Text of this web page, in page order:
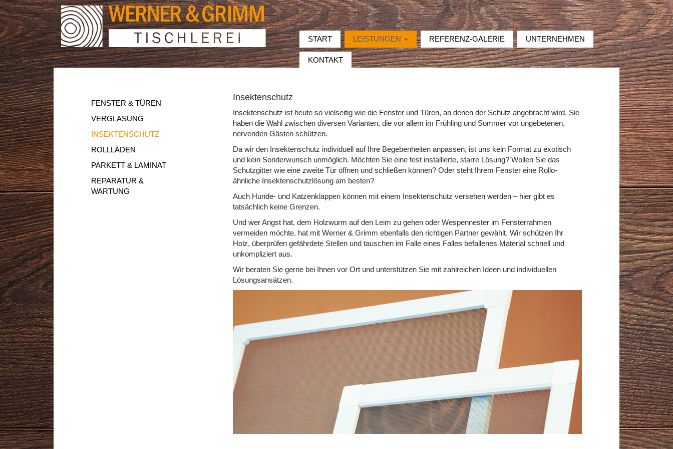
START LEISTUNGEN REFERENZ-GALERIE UNTERNEHMEN
KONTAKT
FENSTER & TÜREN
VERGLASUNG
INSEKTENSCHUTZ
ROLLLÄDEN
PARKETT & LAMINAT
REPARATUR &
WARTUNG
Insektenschutz
Insektenschutz ist heute so vielseitig wie die Fenster und Türen, an denen der Schutz angebracht wird. Sie
haben die Wahl zwischen diversen Varianten, die vor allem im Frühling und Sommer vor ungebetenen,
nervenden Gästen schützen.
Da wir den Insektenschutz individuell auf Ihre Begebenheiten anpassen, ist uns kein Format zu exotisch
und kein Sonderwunsch unmöglich. Möchten Sie eine fest installierte, starre Lösung? Wollen Sie das
Schutzgitter wie eine zweite Tür öffnen und schließen können? Oder steht Ihrem Fenster eine Rollo-
ähnliche Insektenschutzlösung am besten?
Auch Hunde- und Katzenklappen können mit einem Insektenschutz versehen werden – hier gibt es
tatsächlich keine Grenzen.
Und wer Angst hat, dem Holzwurm auf den Leim zu gehen oder Wespennester im Fensterrahmen
vermeiden möchte, hat mit Werner & Grimm ebenfalls den richtigen Partner gewählt. Wir schützen Ihr
Holz, überprüfen gefährdete Stellen und tauschen im Falle eines Falles befallenes Material schnell und
unkompliziert aus.
Wir beraten Sie gerne bei Ihnen vor Ort und unterstützen Sie mit zahlreichen Ideen und individuellen
Lösungsansätzen.